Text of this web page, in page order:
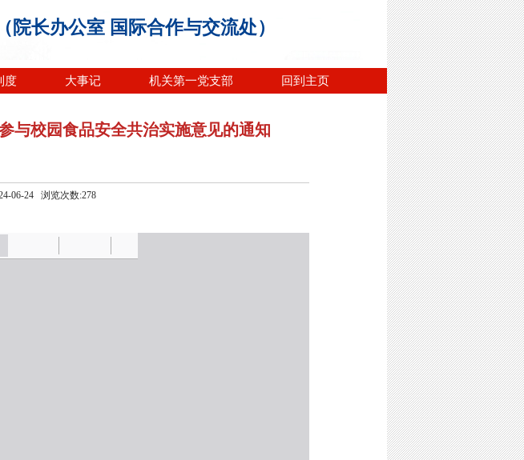
院长办公室 国际合作与交流处）
度 大事记 机关第一党支部 回到主页
与校园食品安全共治实施意见的通知
06-24 浏览次数:278